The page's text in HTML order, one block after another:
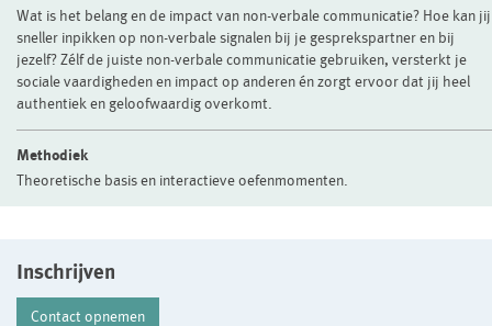
Wat is het belang en de impact van non-verbale communicatie? Hoe kan jij
sneller inpikken op non-verbale signalen bij je gesprekspartner en bij
jezelf? Zélf de juiste non-verbale communicatie gebruiken, versterkt je
sociale vaardigheden en impact op anderen én zorgt ervoor dat jij heel
authentiek en geloofwaardig overkomt.
Methodiek
Theoretische basis en interactieve oefenmomenten.
Inschrijven
Contact opnemen